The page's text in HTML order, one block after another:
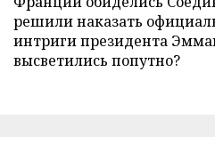
решили наказать
интриги президента
высветились попутно?